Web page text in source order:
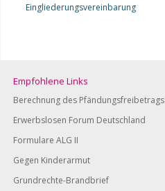
Eingliederungsvereinbarung
Empfohlene Links
Berechnung des Pfändungsfreibetrags
Erwerbslosen Forum Deutschland
Formulare ALG II
Gegen Kinderarmut
Grundrechte-Brandbrief